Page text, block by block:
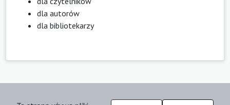
dla autorów
dla bibliotekarzy